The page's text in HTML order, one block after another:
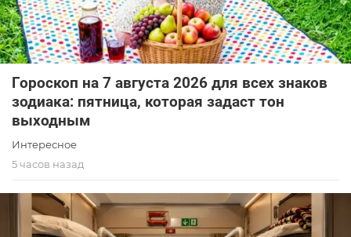
Гороскоп на 7 августа 2026 для всех знаков
зодиака: пятница, которая задаст тон
выходным
Интересное
5 часов назад